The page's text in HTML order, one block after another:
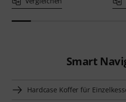
Smart
Hardcase Koffer für